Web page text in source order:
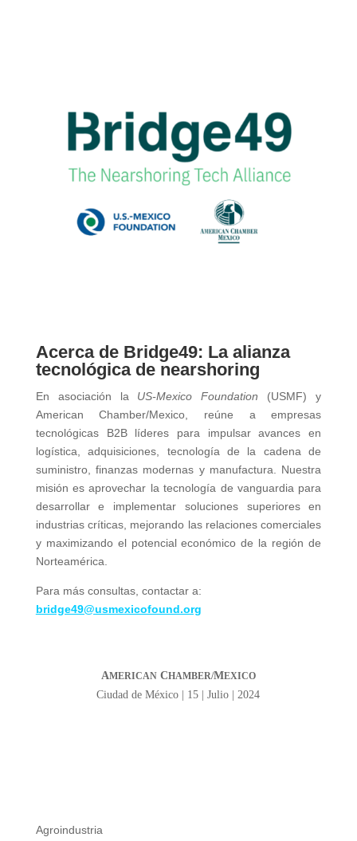
Acerca de Bridge49: La alianza
tecnológica de nearshoring
En asociación la US-Mexico Foundation (USMF) y
American Chamber/Mexico, reúne a empresas
tecnológicas B2B líderes para impulsar avances en
logística, adquisiciones, tecnología de la cadena de
suministro, finanzas modernas y manufactura. Nuestra
misión es aprovechar la tecnología de vanguardia para
desarrollar e implementar soluciones superiores en
industrias críticas, mejorando las relaciones comerciales
y maximizando el potencial económico de la región de
Norteamérica.
Para más consultas, contactar a:
bridge49@usmexicofound.org
AMERICANCHAMBER/MEXICO
Ciudad de México | 15 | Julio | 2024
Agroindustria